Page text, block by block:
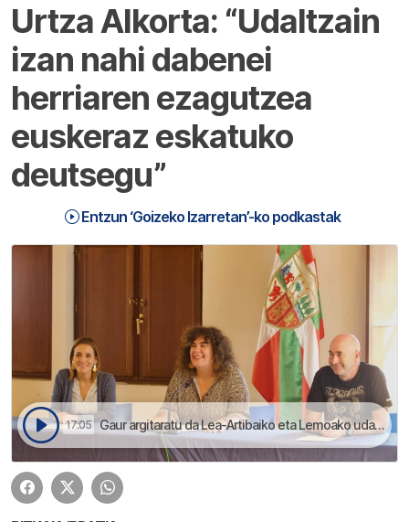
Urtza Alkorta: “Udaltzain
izan nahi dabenei
herriaren ezagutzea
euskeraz eskatuko
deutsegu”
Entzun ‘Goizeko Izarretan’-ko podkastak
17:05 Gaur argitaratu da Lea-Artibaiko eta Lemoako udaltzainen LEP bateratua | Goizeko Izarretan